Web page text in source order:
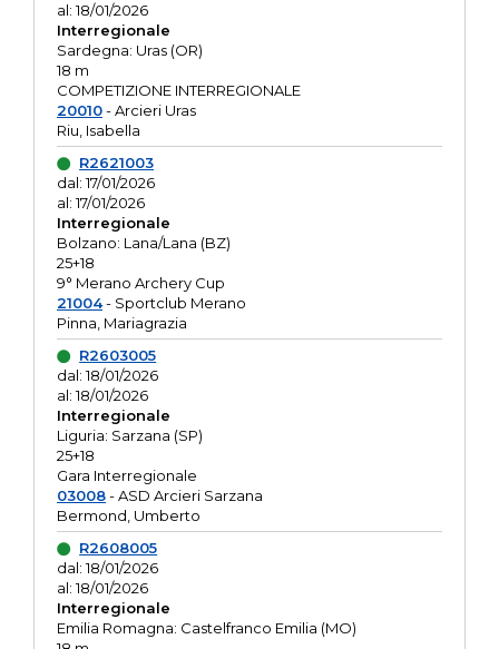
al: 18/01/2026
Interregionale
Sardegna: Uras (OR)
18 m
COMPETIZIONE INTERREGIONALE
20010- Arcieri Uras
Riu, Isabella
R2621003
dal: 17/01/2026
al: 17/01/2026
Interregionale
Bolzano: Lana/Lana (BZ)
25+18
9° Merano Archery Cup
21004- Sportclub Merano
Pinna, Mariagrazia
R2603005
dal: 18/01/2026
al: 18/01/2026
Interregionale
Liguria: Sarzana (SP)
25+18
Gara Interregionale
03008- ASD Arcieri Sarzana
Bermond, Umberto
R2608005
dal: 18/01/2026
al: 18/01/2026
Interregionale
Emilia Romagna: Castelfranco Emilia (MO)